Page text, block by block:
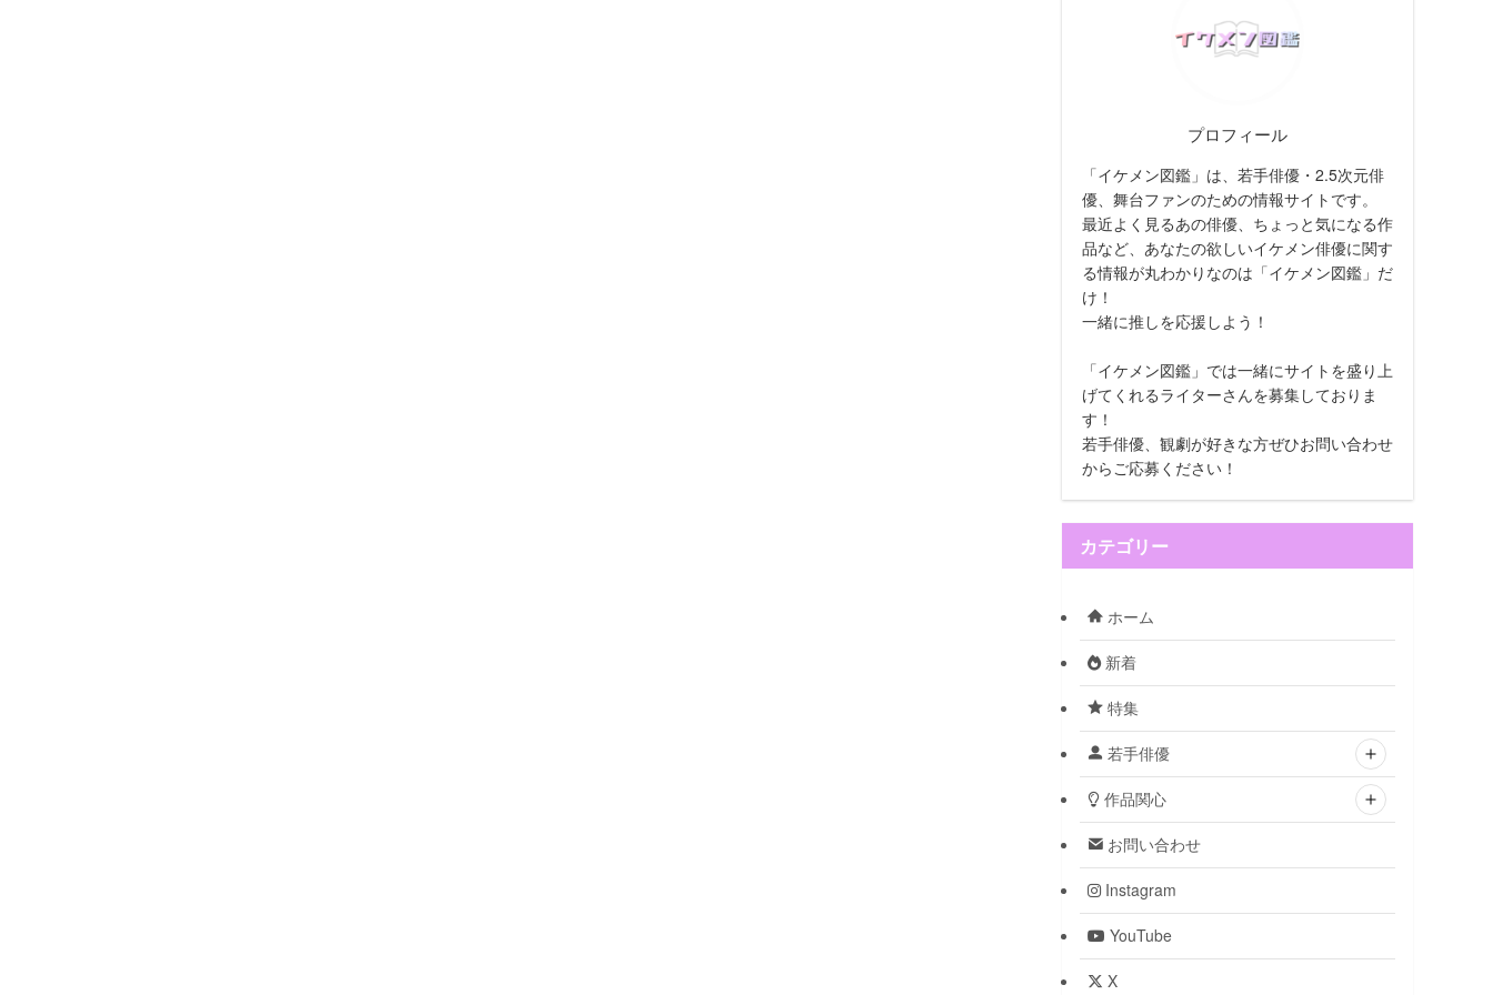
プロフィール
「イケメン図鑑」は、若手俳優・2.5次元俳
優、舞台ファンのための情報サイトです。
最近よく見るあの俳優、ちょっと気になる作
品など、あなたの欲しいイケメン俳優に関す
る情報が丸わかりなのは「イケメン図鑑」だ
け！
一緒に推しを応援しよう！
「イケメン図鑑」では一緒にサイトを盛り上
げてくれるライターさんを募集しておりま
す！
若手俳優、観劇が好きな方ぜひお問い合わせ
からご応募ください！
カテゴリー
ホーム
新着
特集
若手俳優
作品関心
お問い合わせ
Instagram
YouTube
X